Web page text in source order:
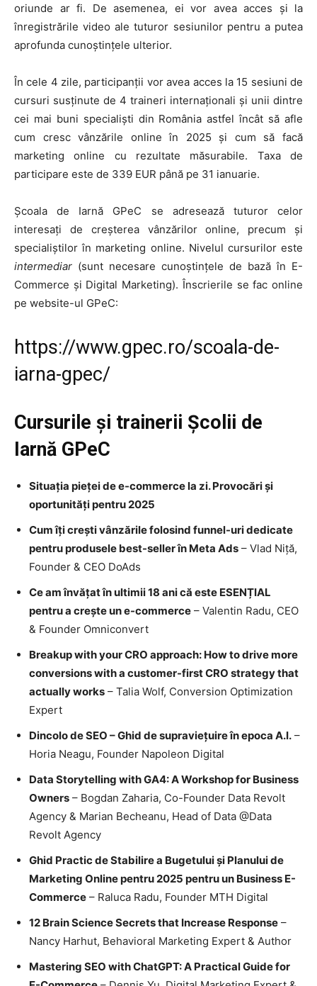
oriunde ar fi. De asemenea, ei vor avea acces și la
înregistrările video ale tuturor sesiunilor pentru a putea
aprofunda cunoștințele ulterior.
În cele 4 zile, participanții vor avea acces la 15 sesiuni de
cursuri susținute de 4 traineri internaționali și unii dintre
cei mai buni specialiști din România astfel încât să afle
cum cresc vânzările online în 2025 și cum să facă
marketing online cu rezultate măsurabile. Taxa de
participare este de 339 EUR până pe 31 ianuarie.
Școala de Iarnă GPeC se adresează tuturor celor
interesați de creșterea vânzărilor online, precum și
specialiștilor în marketing online. Nivelul cursurilor este
intermediar (sunt necesare cunoștințele de bază în E-
Commerce și Digital Marketing). Înscrierile se fac online
pe website-ul GPeC:
https://www.gpec.ro/scoala-de-
iarna-gpec/
Cursurile și trainerii Școlii de
Iarnă GPeC
Situația pieței de e-commerce la zi. Provocări și
oportunități pentru 2025
Cum îți crești vânzările folosind funnel-uri dedicate
pentru produsele best-seller în Meta Ads – Vlad Niță,
Founder & CEO DoAds
Ce am învățat în ultimii 18 ani că este ESENȚIAL
pentru a crește un e-commerce – Valentin Radu, CEO
& Founder Omniconvert
Breakup with your CRO approach: How to drive more
conversions with a customer-first CRO strategy that
actually works – Talia Wolf, Conversion Optimization
Expert
Dincolo de SEO – Ghid de supravieţuire în epoca A.I. –
Horia Neagu, Founder Napoleon Digital
Data Storytelling with GA4: A Workshop for Business
Owners – Bogdan Zaharia, Co-Founder Data Revolt
Agency & Marian Becheanu, Head of Data @Data
Revolt Agency
Ghid Practic de Stabilire a Bugetului și Planului de
Marketing Online pentru 2025 pentru un Business E-
Commerce – Raluca Radu, Founder MTH Digital
12 Brain Science Secrets that Increase Response –
Nancy Harhut, Behavioral Marketing Expert & Author
Mastering SEO with ChatGPT: A Practical Guide for